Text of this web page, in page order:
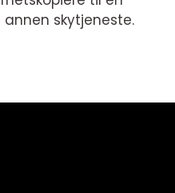
skytjeneste.